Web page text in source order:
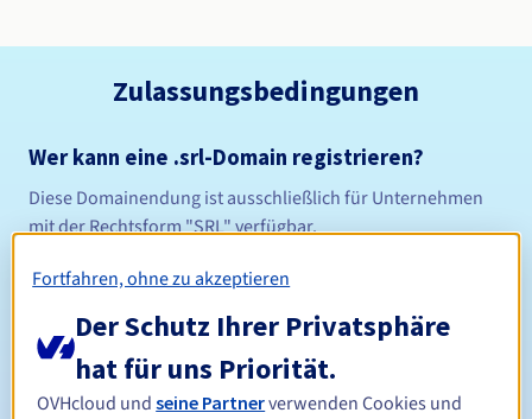
Zulassungsbedingungen
Wer kann eine .srl-Domain registrieren?
Diese Domainendung ist ausschließlich für Unternehmen
mit der Rechtsform "SRL" verfügbar.
Registrierungszeitraum Zwischen 1 und 10 Jahren
Verlängerungszeitraum Zwischen 1 und 10 Jahren
Fortfahren, ohne zu akzeptieren
Der Schutz Ihrer Privatsphäre
hat für uns Priorität.
OVHcloud undseine Partnerverwenden Cookies und